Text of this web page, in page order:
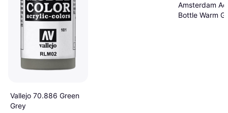
Vallejo 70.886 Green
Grey
Amsterdam
Bottle Warm